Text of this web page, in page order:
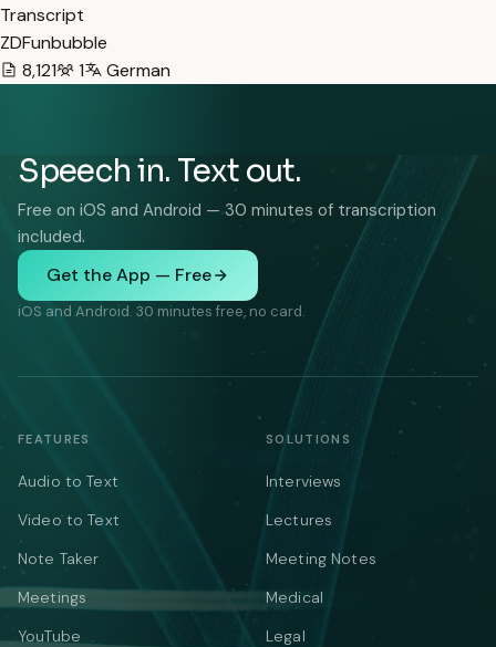
Transcript
ZDFunbubble
8,121
1 German
Speech in. Text out.
Free on iOS and Android — 30 minutes of transcription
included.
Get the App — Free
iOS and Android. 30 minutes free, no card.
FEATURES
Audio to Text
Video to Text
Note Taker
Meetings
YouTube
SOLUTIONS
Interviews
Lectures
Meeting Notes
Medical
Legal